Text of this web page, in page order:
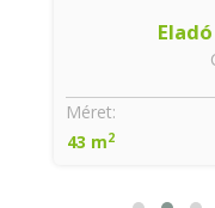
Eladó
Méret:
43 m2